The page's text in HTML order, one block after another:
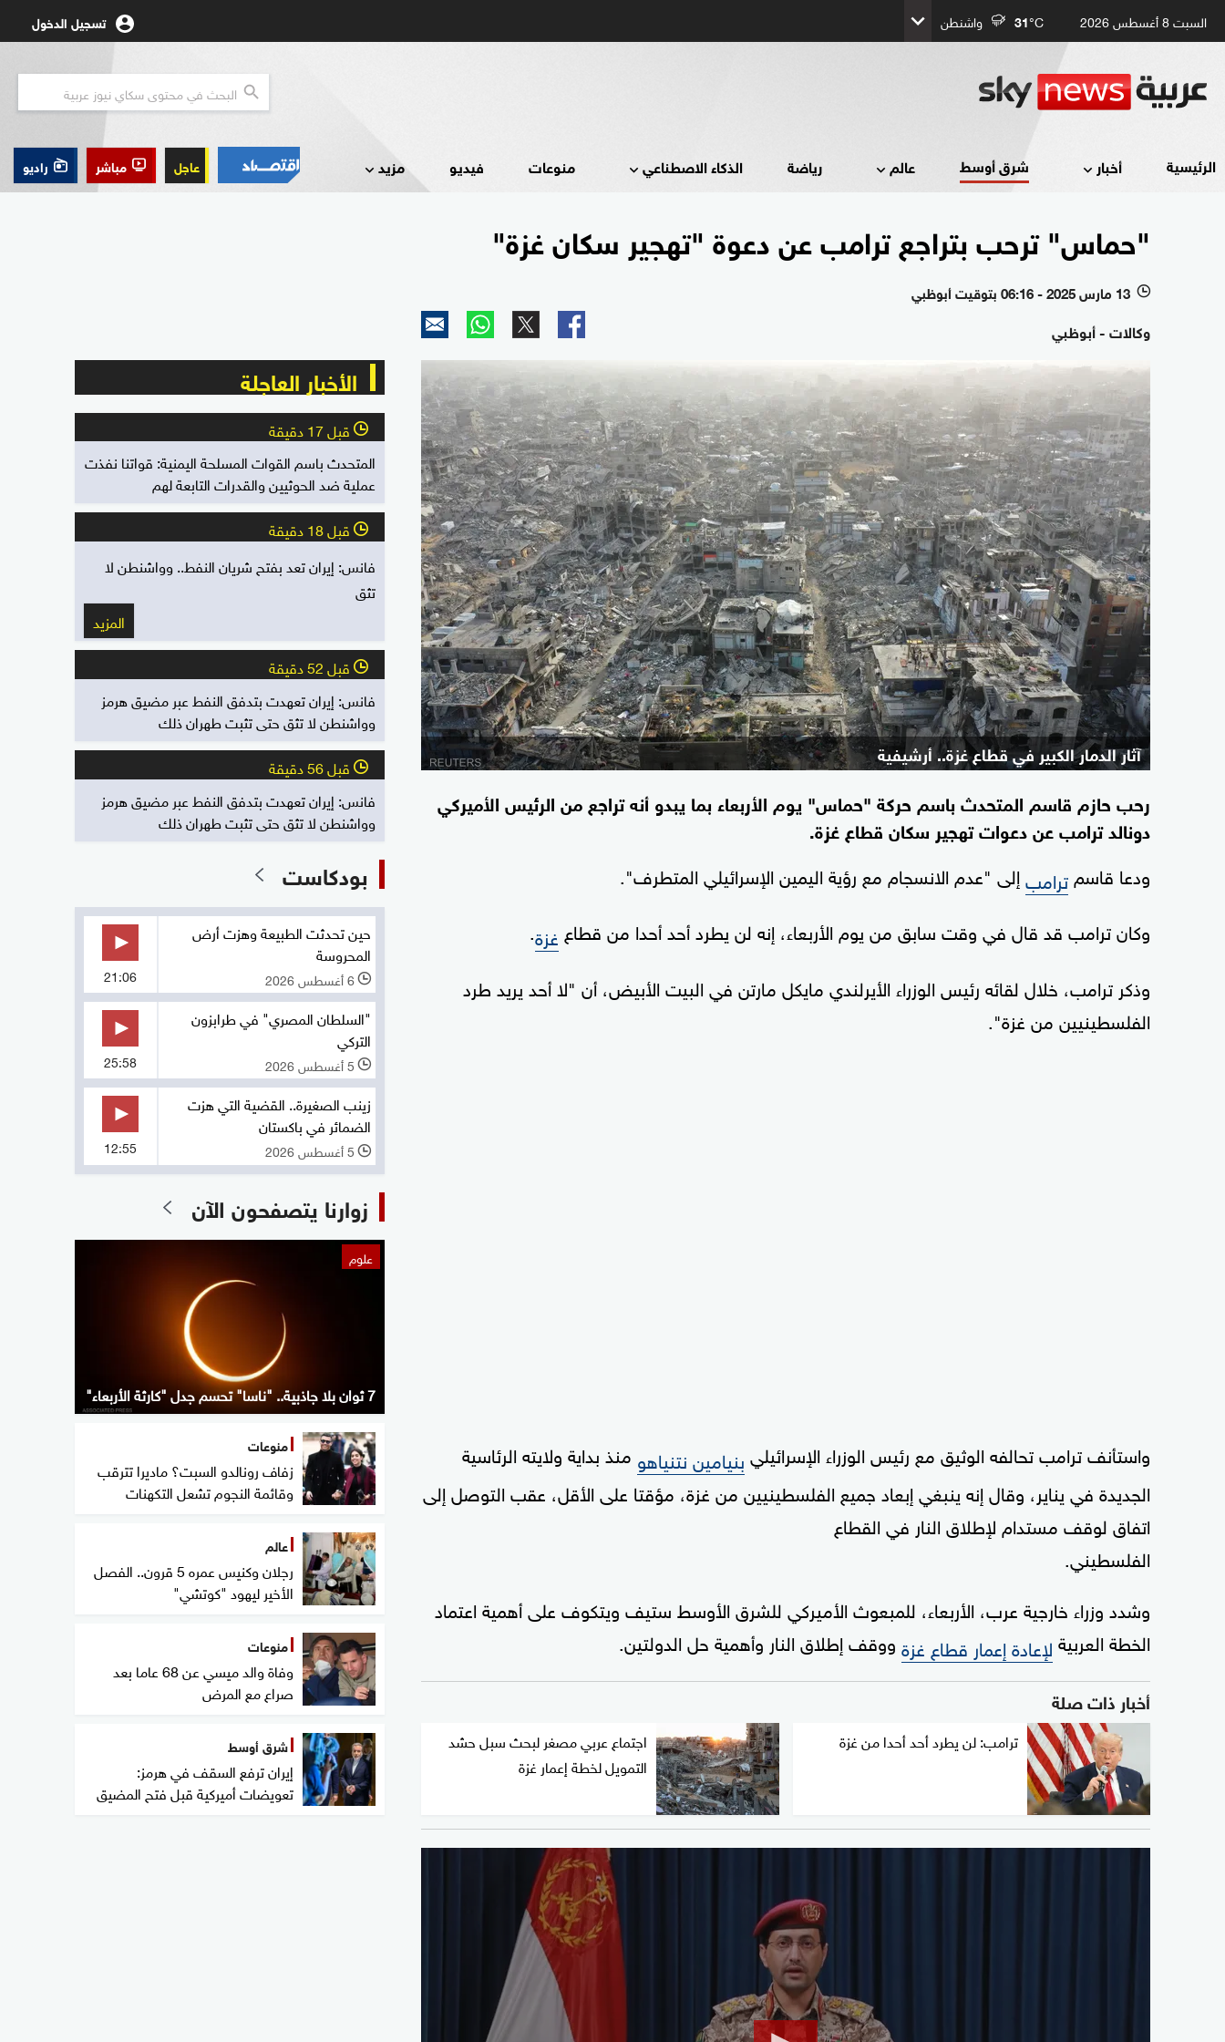
السبت 8 أغسطس 2026 31°C واشنطن تسجيل الدخول
الرئيسية أخبار شرق أوسط عالم رياضة الذكاء الاصطناعي منوعات فيديو مزيد عاجل مباشر راديو
"حماس" ترحب بتراجع ترامب عن دعوة "تهجير سكان غزة"
l 13 مارس 2025 - 06:16 بتوقيت أبوظبي
وكالات - أبوظبي
آثار الدمار الكبير في قطاع غزة.. أرشيفية
رحب حازم قاسم المتحدث باسم حركة "حماس" يوم الأربعاء بما يبدو أنه تراجع من الرئيس الأميركي
دونالد ترامب عن دعوات تهجير سكان قطاع غزة.
ودعا قاسم ترامب إلى "عدم الانسجام مع رؤية اليمين الإسرائيلي المتطرف".
وكان ترامب قد قال في وقت سابق من يوم الأربعاء، إنه لن يطرد أحد أحدا من قطاع غزة.
وذكر ترامب، خلال لقائه رئيس الوزراء الأيرلندي مايكل مارتن في البيت الأبيض، أن "لا أحد يريد طرد
الفلسطينيين من غزة".
واستأنف ترامب تحالفه الوثيق مع رئيس الوزراء الإسرائيلي بنيامين نتنياهو منذ بداية ولايته الرئاسية
الجديدة في يناير، وقال إنه ينبغي إبعاد جميع الفلسطينيين من غزة، مؤقتا على الأقل، عقب التوصل إلى
اتفاق لوقف مستدام لإطلاق النار في القطاع
الفلسطيني.
وشدد وزراء خارجية عرب، الأربعاء، للمبعوث الأميركي للشرق الأوسط ستيف ويتكوف على أهمية اعتماد
الخطة العربية لإعادة إعمار قطاع غزة ووقف إطلاق النار وأهمية حل الدولتين.
أخبار ذات صلة
ترامب: لن يطرد أحد أحدا من غزة
اجتماع عربي مصغر لبحث سبل حشد
التمويل لخطة إعمار غزة
Volume
الأخبار العاجلة
l قبل 17 دقيقة
المتحدث باسم القوات المسلحة اليمنية: قواتنا نفذت
عملية ضد الحوثيين والقدرات التابعة لهم
l قبل 18 دقيقة
فانس: إيران تعد بفتح شريان النفط.. وواشنطن لا
تثق
المزيد
l قبل 52 دقيقة
فانس: إيران تعهدت بتدفق النفط عبر مضيق هرمز
وواشنطن لا تثق حتى تثبت طهران ذلك
l قبل 56 دقيقة
فانس: إيران تعهدت بتدفق النفط عبر مضيق هرمز
وواشنطن لا تثق حتى تثبت طهران ذلك
بودكاست
حين تحدثت الطبيعة وهزت أرض
المحروسة
l 6 أغسطس 2026 21:06
"السلطان المصري" في طرابزون
التركي
l 5 أغسطس 2026 25:58
زينب الصغيرة.. القضية التي هزت
الضمائر في باكستان
l 5 أغسطس 2026 12:55
زوارنا يتصفحون الآن
علوم
7 ثوان بلا جاذبية.. "ناسا" تحسم جدل "كارثة الأربعاء"
منوعات
زفاف رونالدو السبت؟ ماديرا تترقب
وقائمة النجوم تشعل التكهنات
عالم
رجلان وكنيس عمره 5 قرون.. الفصل
الأخير ليهود "كوتشي"
منوعات
وفاة والد ميسي عن 68 عاما بعد
صراع مع المرض
شرق أوسط
إيران ترفع السقف في هرمز:
تعويضات أميركية قبل فتح المضيق